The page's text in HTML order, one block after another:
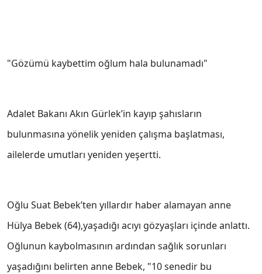
"Gözümü kaybettim oğlum hala bulunamadı"
Adalet Bakanı Akın Gürlek’in kayıp şahısların
bulunmasına yönelik yeniden çalışma başlatması,
ailelerde umutları yeniden yeşertti.
Oğlu Suat Bebek’ten yıllardır haber alamayan anne
Hülya Bebek (64),yaşadığı acıyı gözyaşları içinde anlattı.
Oğlunun kaybolmasının ardından sağlık sorunları
yaşadığını belirten anne Bebek, "10 senedir bu